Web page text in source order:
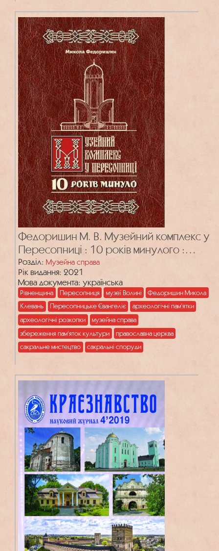
Федоришин М. В. Музейний комплекс у
Пересопниці : 10 років минулого :
присвяч. 460 років Пересоп. Євангелія :
30 років Незалежності України : 10
років КЗ «Культур.-археолог. центр
«Пересопниця»
Розділ: Музейна справа
Рік видання: 2021
Мова документа: українська
Рівненщина Пересопниця музеї Волині
Федоришин Микола
Клевань
Пересопницьке Євангеліє
археологічні пам’ятки
археологічні розкопки
музейна справа
збереження пам'яток культури
православна церква
сакральне мистецтво
сакральні споруди